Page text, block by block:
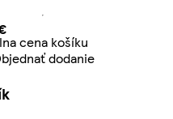
Aktuálna cena košíku
cena košíku
dodanie